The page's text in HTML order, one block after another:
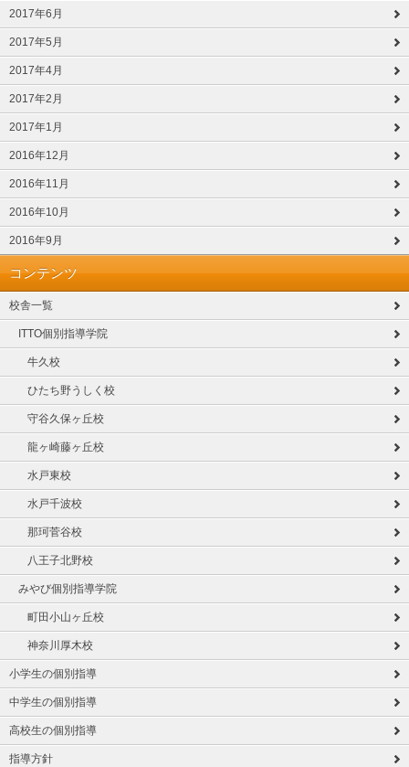
2017年6月
2017年5月
2017年4月
2017年2月
2017年1月
2016年12月
2016年11月
2016年10月
2016年9月
コンテンツ
校舎一覧
ITTO個別指導学院
牛久校
ひたち野うしく校
守谷久保ヶ丘校
龍ヶ崎藤ヶ丘校
水戸東校
水戸千波校
那珂菅谷校
八王子北野校
みやび個別指導学院
町田小山ヶ丘校
神奈川厚木校
小学生の個別指導
中学生の個別指導
高校生の個別指導
指導方針